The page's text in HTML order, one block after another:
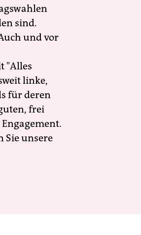
sind.
und vor
"Alles
linke,
für deren
frei
Sie unsere